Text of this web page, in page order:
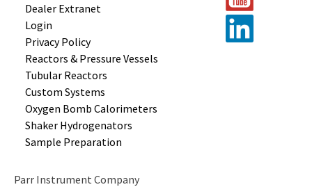
Dealer Extranet
Login
Privacy Policy
Reactors & Pressure Vessels
Tubular Reactors
Custom Systems
Oxygen Bomb Calorimeters
Shaker Hydrogenators
Sample Preparation
Parr Instrument Company